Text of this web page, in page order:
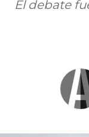
El debate